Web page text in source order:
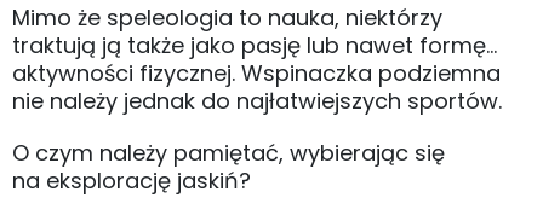
Mimo że speleologia to nauka, niektórzy
traktują ją także jako pasję lub nawet formę…
aktywności fizycznej. Wspinaczka podziemna
nie należy jednak do najłatwiejszych sportów.
O czym należy pamiętać, wybierając się
na eksplorację jaskiń?